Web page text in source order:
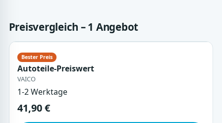
Preisvergleich – 1 Angebot
Autoteile-Preiswert
VAICO
1-2 Werktage
41,90 €